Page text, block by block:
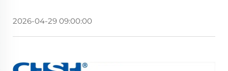
2026-04-29 09:00:00